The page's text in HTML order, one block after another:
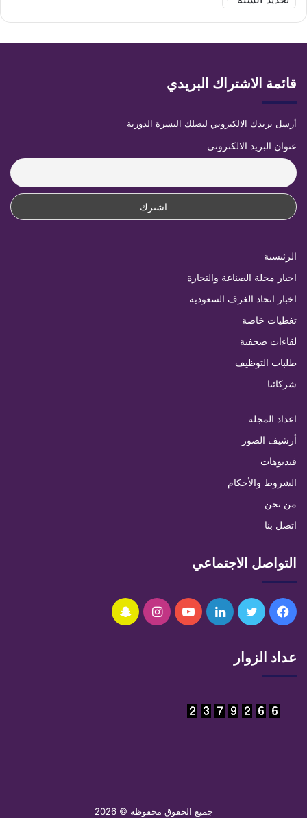
قائمة الاشتراك البريدي
أرسل بريدك الالكتروني لتصلك النشرة الدورية
عنوان البريد الالكترونى
الرئيسية
اخبار مجلة الصناعة والتجارة
اخبار اتحاد الغرف السعودية
تغطيات خاصة
لقاءات صحفية
طلبات التوظيف
شركائنا
اعداد المجلة
أرشيف الصور
فيديوهات
الشروط والأحكام
من نحن
اتصل بنا
التواصل الاجتماعي
فيسبوكتويتر لينكدإنيوتيوبانستقرامسناب
عداد الزوار
جميع الحقوق محفوظة © 2026